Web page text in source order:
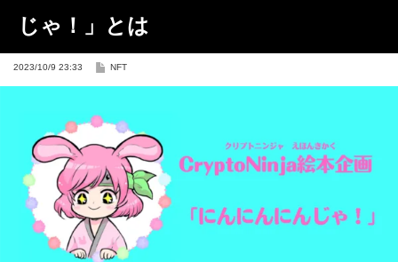
じゃ！」とは
2023/10/9 23:33 NFT